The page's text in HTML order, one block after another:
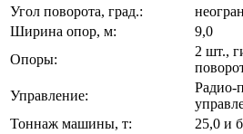
Угол поворота, град.:
Ширина опор, м:
9,0
Опоры:
2 шт.,
Управление:
Радио-
Тоннаж машины, т:
25,0 и